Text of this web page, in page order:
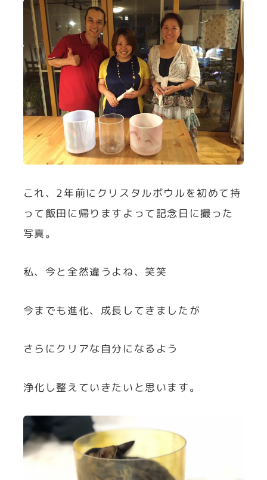
これ、2年前にクリスタルボウルを初めて持
って飯田に帰りますよって記念日に撮った
写真。
私、今と全然違うよね、笑笑
今までも進化、成長してきましたが
さらにクリアな自分になるよう
浄化し整えていきたいと思います。